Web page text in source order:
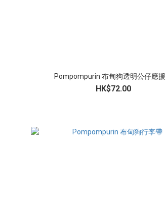
Pompompurin 布甸狗透明公仔應
HK$72.00